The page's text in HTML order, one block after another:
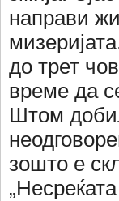
направи
до трет
време да
Штом
зошто е